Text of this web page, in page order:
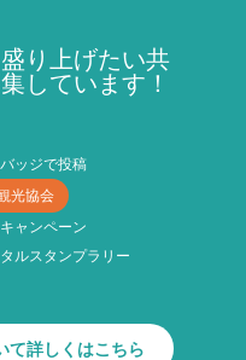
り上げたい共
しています！
ッジで投稿
光協会
ャンペーン
ルスタンプラリー
て詳しくはこちら